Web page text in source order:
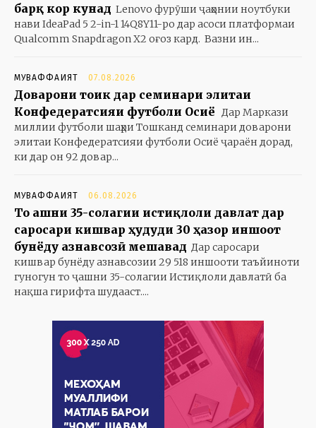
барқ кор кунад Lenovo фурӯши ҷаҳонии ноутбуки
нави IdeaPad 5 2-in-1 14Q8Y11-ро дар асоси платформаи
Qualcomm Snapdragon X2 оғоз кард. Вазни ин...
МУВАФФАҚИЯТ 07.08.2026
Доварони тоҷик дар семинари элитаи
Конфедератсияи футболи Осиё Дар Маркази
миллии футболи шаҳри Тошканд семинари доварони
элитаи Конфедератсияи футболи Осиё ҷараён дорад,
ки дар он 92 довар...
МУВАФФАҚИЯТ 06.08.2026
То ҷашни 35-солагии истиқлоли давлат дар
саросари кишвар ҳудуди 30 ҳазор иншоот
бунёду азнавсозӣ мешавад Дар саросари
кишвар бунёду азнавсозии 29 518 иншооти таъйиноти
гуногун то ҷашни 35-солагии Истиқлоли давлатӣ ба
нақша гирифта шудааст....